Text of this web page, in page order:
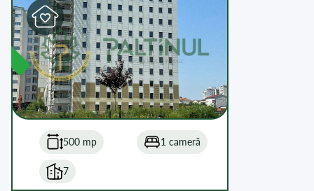
500 mp 1 cameră
7